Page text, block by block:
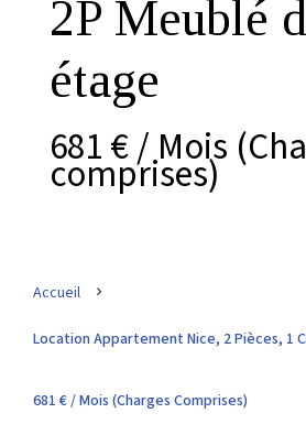
2P Meublé
étage
681 € / Mois
comprises)
Accueil
Location Appartement Nice, 2 Pièces, 1
681 € / Mois (Charges Comprises)